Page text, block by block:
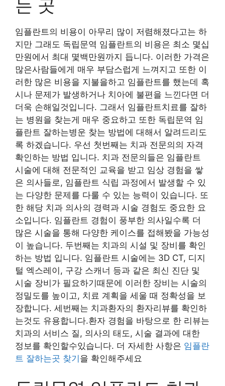
는 곳
임플란트의 비용이 아무리 많이 저렴해졌다고는 하
지만 그래도 독립문역 임플란트의 비용은 최소 몇십
만원에서 최대 몇백만원까지 듭니다. 이러한 가격은
많은사람들에게 매우 부담스럽게 느껴지고 또한 이
러한 많은 비용을 지불을하고 임플란트를 했는데 혹
시나 문제가 발생하거나 치아에 불편을 느낀다면 더
더욱 손해일것입니다. 그래서 임플란트치료를 잘하
는 병원을 찾는게 매우 중요하고 또한 독립문역 임
플란트 잘하는병운 찾는 방법에 대해서 알려드리도
록 하겠습니다. 우선 첫번째는 치과 전문의의 자격
확인하는 방법 입니다. 치과 전문의들은 임플란트
시술에 대해 전문적인 교육을 받고 임상 경험을 쌓
은 의사들로, 임플란트 식립 과정에서 발생할 수 있
는 다양한 문제를 다룰 수 있는 능력이 있습니다. 또
한 해당 치과 의사의 경력과 시술 경험도 중요한 요
소입니다. 임플란트 경험이 풍부한 의사일수록 더
많은 시술을 통해 다양한 케이스를 접해봤을 가능성
이 높습니다. 두번째는 치과의 시설 및 장비를 확인
하는 방법 입니다. 임플란트 시술에는 3D CT, 디지
털 엑스레이, 구강 스캐너 등과 같은 최신 진단 및
시술 장비가 필요하기때문에 이러한 장비는 시술의
정밀도를 높이고, 치료 계획을 세울 때 정확성을 보
장합니다. 세번째는 치과환자의 환자리뷰를 확인하
는것도 유용합니다.환자 경험을 바탕으로 한 리뷰는
치과의 서비스 질, 의사의 태도, 시술 결과에 대한
정보를 확인할수있습니다. 더 자세한 사항은 임플란
트 잘하는곳 찾기을 확인해주세요